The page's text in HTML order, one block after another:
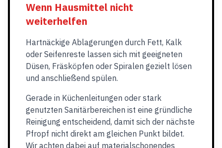
Wenn Hausmittel nicht
weiterhelfen
Hartnäckige Ablagerungen durch Fett, Kalk
oder Seifenreste lassen sich mit geeigneten
Düsen, Fräsköpfen oder Spiralen gezielt lösen
und anschließend spülen.
Gerade in Küchenleitungen oder stark
genutzten Sanitärbereichen ist eine gründliche
Reinigung entscheidend, damit sich der nächste
Pfropf nicht direkt am gleichen Punkt bildet.
Wir achten dabei auf materialschonendes